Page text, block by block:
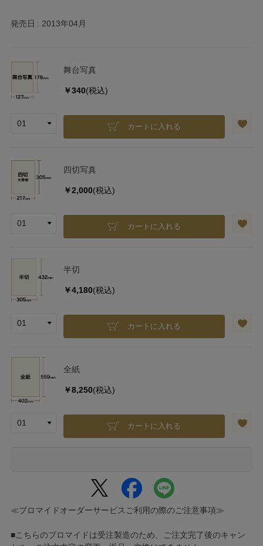
発売日 2013年04月
舞台写真
￥340(税込)
カートに入れる
四切写真
￥2,000(税込)
カートに入れる
半切
￥4,180(税込)
カートに入れる
全紙
￥8,250(税込)
カートに入れる
≪ブロマイドオーダーサービスご利用の際のご注意事項≫
■こちらのブロマイドは受注製造のため、ご注文完了後のキャン